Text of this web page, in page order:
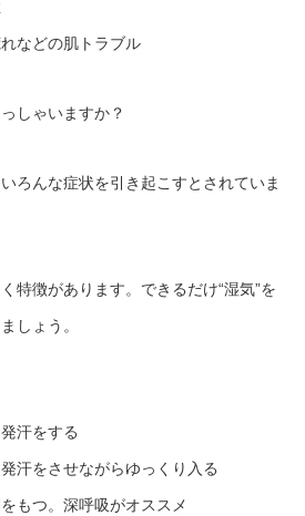
などの肌トラブル
しゃいますか？
ろんな症状を引き起こすとされていま
特徴があります。できるだけ“湿気”を
ましょう。
汗をする
汗をさせながらゆっくり入る
もつ。深呼吸がオススメ